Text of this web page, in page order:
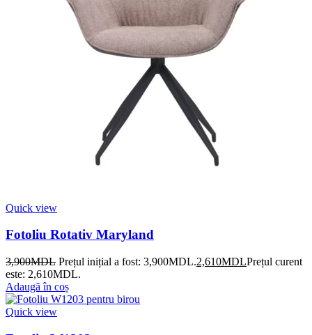
Quick view
Fotoliu Rotativ Maryland
3,900MDL Prețul inițial a fost: 3,900MDL.2,610MDLPrețul curent
este: 2,610MDL.
Adaugă în coș
Quick view